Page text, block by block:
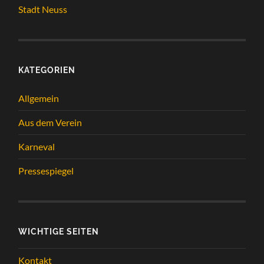
Stadt Neuss
KATEGORIEN
Allgemein
Aus dem Verein
Karneval
Pressespiegel
WICHTIGE SEITEN
Kontakt